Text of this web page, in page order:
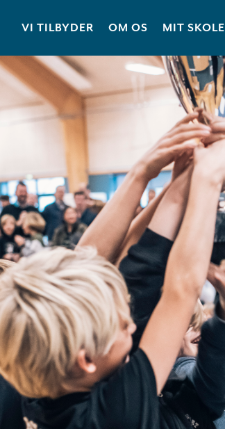
VI TILBYDER OM OS MIT